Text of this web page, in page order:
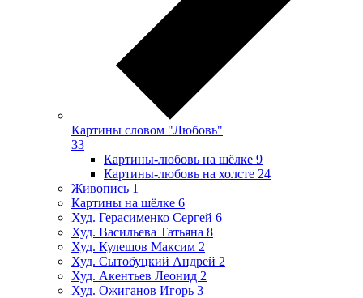
Картины словом "Любовь"
33
Картины-любовь на шёлке 9
Картины-любовь на холсте 24
Живопись 1
Картины на шёлке 6
Худ. Герасименко Сергей 6
Худ. Васильева Татьяна 8
Худ. Кулешов Максим 2
Худ. Сытобуцкий Андрей 2
Худ. Акентьев Леонид 2
Худ. Ожиганов Игорь 3